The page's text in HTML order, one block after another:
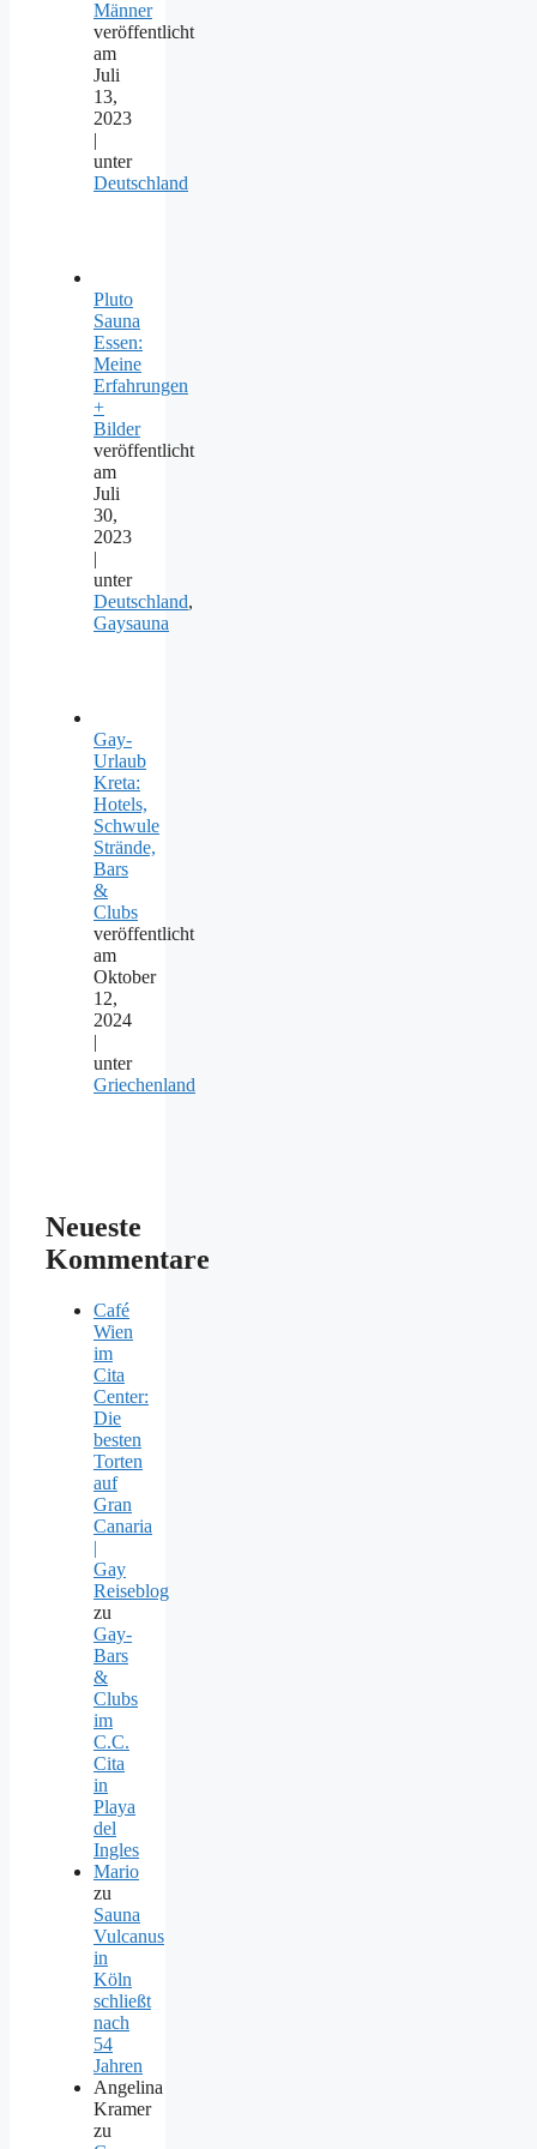
Männer
veröffentlicht
am
Juli
13,
2023
|
unter
Deutschland
Pluto
Sauna
Essen:
Meine
Erfahrungen
+
Bilder
veröffentlicht
am
Juli
30,
2023
|
unter
Deutschland,
Gaysauna
Gay-
Urlaub
Kreta:
Hotels,
Schwule
Strände,
Bars
&
Clubs
veröffentlicht
am
Oktober
12,
2024
|
unter
Griechenland
Neueste
Kommentare
Café
Wien
im
Cita
Center:
Die
besten
Torten
auf
Gran
Canaria
|
Gay
Reiseblog
zu
Gay-
Bars
&
Clubs
im
C.C.
Cita
in
Playa
del
Ingles
Mario
zu
Sauna
Vulcanus
in
Köln
schließt
nach
54
Jahren
Angelina
Kramer
zu